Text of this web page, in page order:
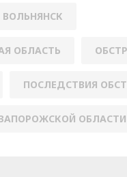
ВОЛЬНЯНСК
ОБЛАСТЬ
ПОСЛЕДСТВИЯ
ОБЛАСТИ